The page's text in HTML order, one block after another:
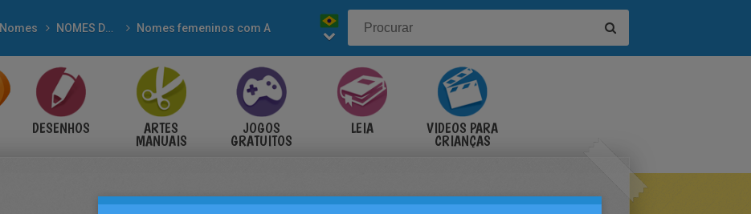
Nomes NOMES DE MENINAS para colorir Nomes femeninos com A
DESENHOS ARTES
MANUAIS
JOGOS
GRATUITOS
LEIA VÍDEOS PARA
CRIANÇAS